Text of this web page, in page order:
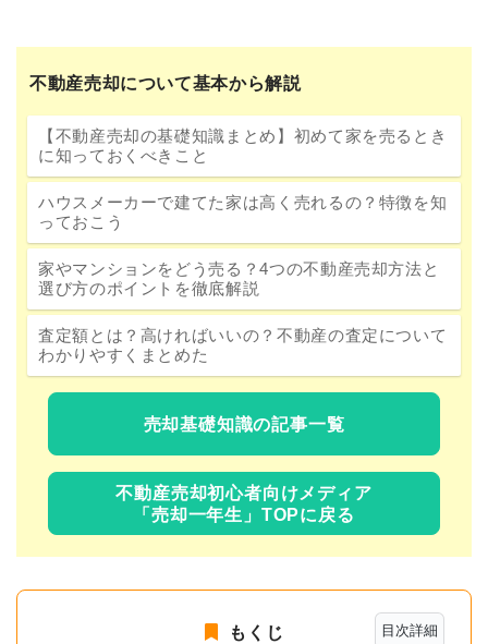
不動産売却について基本から解説
【不動産売却の基礎知識まとめ】初めて家を売るとき
に知っておくべきこと
ハウスメーカーで建てた家は高く売れるの？特徴を知
っておこう
家やマンションをどう売る？4つの不動産売却方法と
選び方のポイントを徹底解説
査定額とは？高ければいいの？不動産の査定について
わかりやすくまとめた
売却基礎知識の記事一覧
不動産売却初心者向けメディア
「売却一年生」TOPに戻る
目次詳細
もくじ